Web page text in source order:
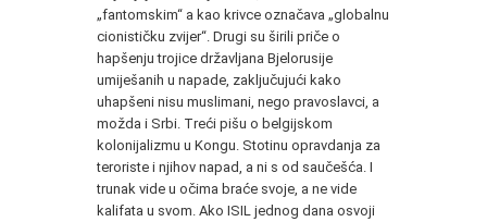
„fantomskim“ a kao krivce označava „globalnu
cionističku zvijer“. Drugi su širili priče o
hapšenju trojice državljana Bjelorusije
umiješanih u napade, zaključujući kako
uhapšeni nisu muslimani, nego pravoslavci, a
možda i Srbi. Treći pišu o belgijskom
kolonijalizmu u Kongu. Stotinu opravdanja za
teroriste i njihov napad, a ni s od saučešća. I
trunak vide u očima braće svoje, a ne vide
kalifata u svom. Ako ISIL jednog dana osvoji